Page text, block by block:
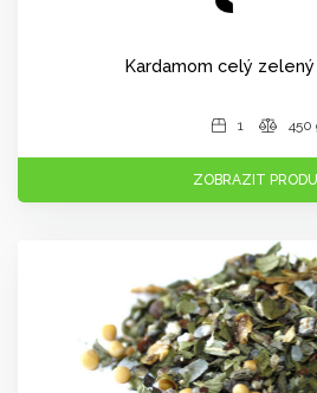
Kardamom celý
1 450
ZOBRAZIT